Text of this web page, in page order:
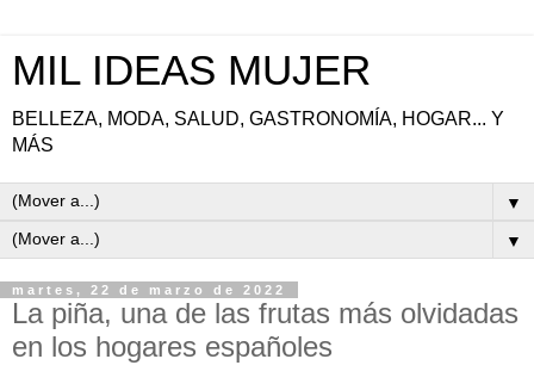
MIL IDEAS MUJER
BELLEZA, MODA, SALUD, GASTRONOMÍA, HOGAR... Y
MÁS
▼
▼
martes, 22 de marzo de 2022
La piña, una de las frutas más olvidadas
en los hogares españoles